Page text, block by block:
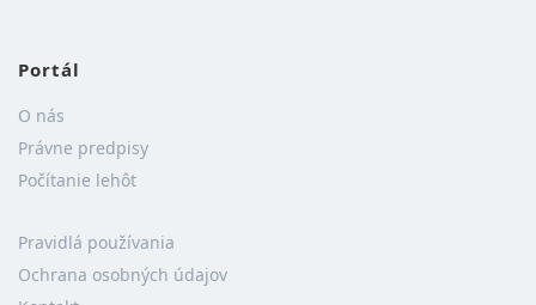
Portál
O nás
Právne predpisy
Počítanie lehôt
Pravidlá používania
Ochrana osobných údajov